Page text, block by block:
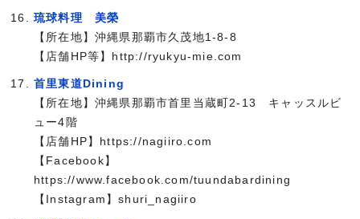
琉球料理 美榮
【所在地】沖縄県那覇市久茂地1-8-8
【店舗HP等】http://ryukyu-mie.com
首里東道Dining
【所在地】沖縄県那覇市首里当蔵町2-13 キャッスルビ
ュー4階
【店舗HP】https://nagiiro.com
【Facebook】
https://www.facebook.com/tuundabardining
【Instagram】shuri_nagiiro